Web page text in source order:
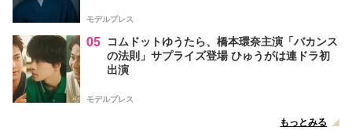
モデルプレス
05 コムドットゆうたら、橋本環奈主演「バカンス
の法則」サプライズ登場 ひゅうがは連ドラ初
出演
モデルプレス
もっとみる